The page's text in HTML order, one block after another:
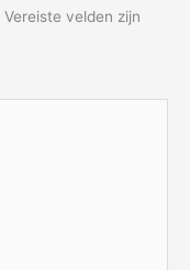
Vereiste velden zijn